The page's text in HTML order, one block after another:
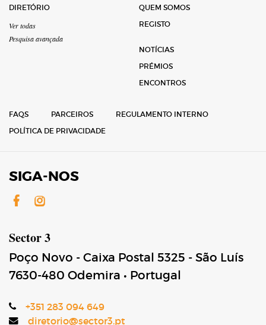
DIRETÓRIO
Ver todas
Pesquisa avançada
QUEM SOMOS
REGISTO
NOTÍCIAS
PRÉMIOS
ENCONTROS
FAQS PARCEIROS
REGULAMENTO INTERNO
POLÍTICA DE PRIVACIDADE
SIGA-NOS
Facebook
Instagram
Sector 3
Poço Novo - Caixa Postal 5325 - São Luís
7630-480 Odemira • Portugal
+351 283 094 649
diretorio@sector3.pt